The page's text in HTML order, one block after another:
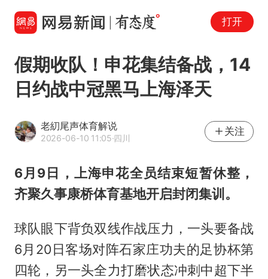
打开
假期收队！申花集结备战，14
日约战中冠黑马上海泽天
老糿尾声体育解说
2026-06-10 11:05·四川
关注
6月9日，上海申花全员结束短暂休整，
齐聚久事康桥体育基地开启封闭集训。
球队眼下背负双线作战压力，一头要备战
6月20日客场对阵石家庄功夫的足协杯第
四轮，另一头全力打磨状态冲刺中超下半